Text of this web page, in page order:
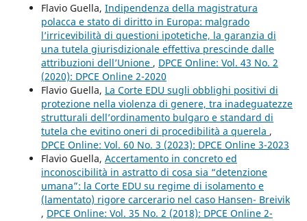
Flavio Guella, Indipendenza della magistratura
polacca e stato di diritto in Europa: malgrado
l’irricevibilità di questioni ipotetiche, la garanzia di
una tutela giurisdizionale effettiva prescinde dalle
attribuzioni dell’Unione , DPCE Online: Vol. 43 No. 2
(2020): DPCE Online 2-2020
Flavio Guella, La Corte EDU sugli obblighi positivi di
protezione nella violenza di genere, tra inadeguatezze
strutturali dell’ordinamento bulgaro e standard di
tutela che evitino oneri di procedibilità a querela ,
DPCE Online: Vol. 60 No. 3 (2023): DPCE Online 3-2023
Flavio Guella, Accertamento in concreto ed
inconoscibilità in astratto di cosa sia “detenzione
umana”: la Corte EDU su regime di isolamento e
(lamentato) rigore carcerario nel caso Hansen- Breivik
, DPCE Online: Vol. 35 No. 2 (2018): DPCE Online 2-